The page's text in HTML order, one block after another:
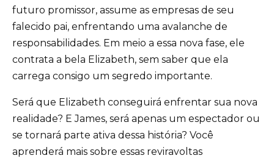
futuro promissor, assume as empresas de seu
falecido pai, enfrentando uma avalanche de
responsabilidades. Em meio a essa nova fase, ele
contrata a bela Elizabeth, sem saber que ela
carrega consigo um segredo importante.
Será que Elizabeth conseguirá enfrentar sua nova
realidade? E James, será apenas um espectador ou
se tornará parte ativa dessa história? Você
aprenderá mais sobre essas reviravoltas